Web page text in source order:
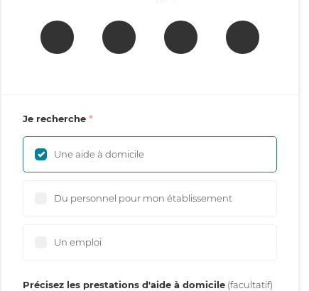
Je recherche
Une aide à domicile
Du personnel pour mon établissement
Un emploi
Précisez les prestations d'aide à domicile